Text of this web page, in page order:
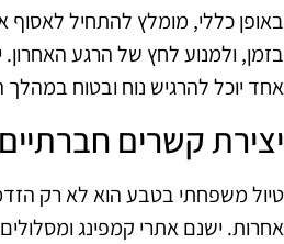
באופן כללי, מומלץ להתחיל לאסוף
בזמן, ולמנוע לחץ של הרגע
אחד יוכל להרגיש נוח ובטוח במהלך
יצירת קשרים
טיול משפחתי בטבע הוא לא רק
אחרות. ישנם אתרי קמפינג